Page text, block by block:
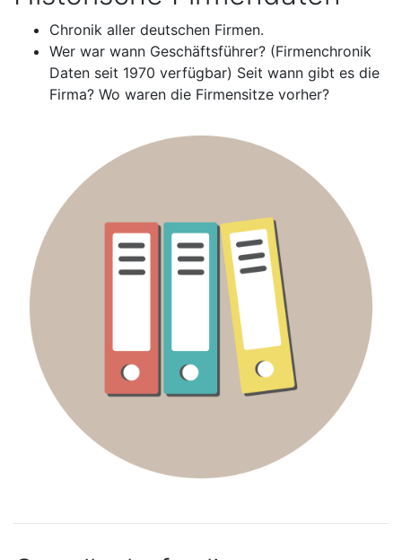
Chronik aller deutschen Firmen.
Wer war wann Geschäftsführer? (Firmenchronik
Daten seit 1970 verfügbar) Seit wann gibt es die
Firma? Wo waren die Firmensitze vorher?